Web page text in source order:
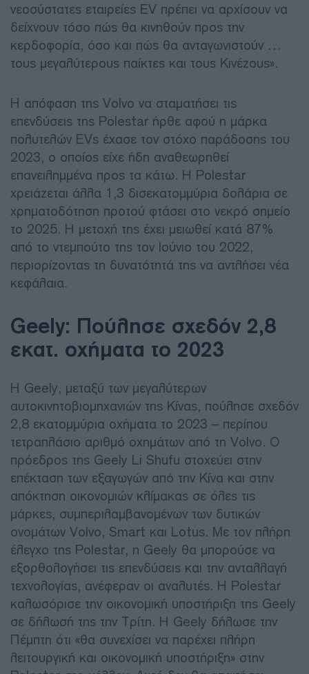
νεοσύστατες εταιρείες EV πρέπει να αρχίσουν να
δείχνουν τόσο πώς θα κινηθούν προς την
κερδοφορία, όσο και πώς θα ανταγωνιστούν …
τους μεγαλύτερους παίκτες και τους Κινέζους».
Η απόφαση της Volvo να σταματήσει τις
επενδύσεις της Polestar ήρθε αφού η μάρκα
πολυτελών EVs έχασε τον στόχο παράδοσης του
2023, ο οποίος είχε ήδη αναθεωρηθεί
επανειλημμένα προς τα κάτω. Η Polestar
χρειάζεται άλλα 1,3 δισεκατομμύρια δολάρια σε
χρηματοδότηση προτού φτάσει στο νεκρό σημείο
το 2025. Η μετοχή της έχει μειωθεί κατά 87%
από το ντεμπούτο της τον Ιούνιο του 2022,
περιορίζοντας τη δυνατότητά της να αντλήσει νέα
κεφάλαια.
Geely: Πούλησε σχεδόν 2,8
εκατ. οχήματα το 2023
Η Geely, μεταξύ των μεγαλύτερων
αυτοκινητοβιομηχανιών της Κίνας, πούλησε σχεδόν
2,8 εκατομμύρια οχήματα το 2023 – περίπου
τετραπλάσιο αριθμό οχημάτων από τη Volvo. Ο
πρόεδρος της Geely Li Shufu στοχεύει στην
επέκταση των εξαγωγών από την Κίνα και στην
απόκτηση οικονομιών κλίμακας σε όλες τις
μάρκες, συμπεριλαμβανομένων των δυτικών
ονομάτων Volvo, Smart και Lotus. Με τον πλήρη
έλεγχο της Polestar, η Geely θα μπορούσε να
εξορθολογήσει τις επενδύσεις και την ανταλλαγή
τεχνολογίας, ανέφεραν οι αναλυτές. Η Polestar
καλωσόρισε την οικονομική υποστήριξη της Geely
σε δήλωσή της την Τρίτη. Η Geely δήλωσε την
Πέμπτη ότι «θα συνεχίσει να παρέχει πλήρη
λειτουργική και οικονομική υποστήριξη» στην